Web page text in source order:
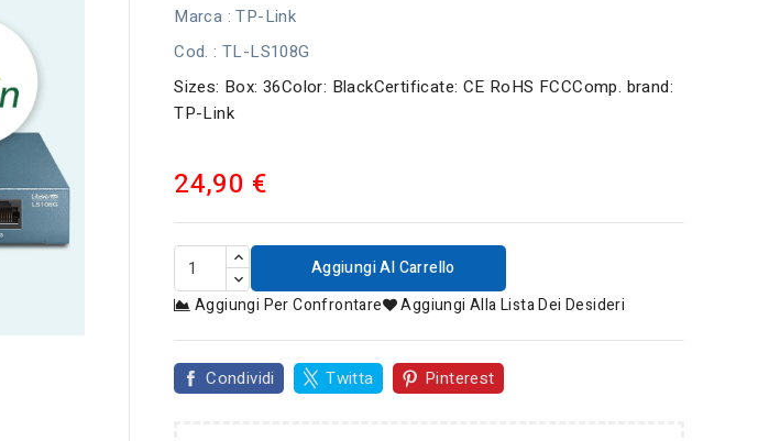
Marca : TP-Link
Cod. : TL-LS108G
Sizes: Box: 36Color: BlackCertificate: CE RoHS FCCComp. brand:
TP-Link
24,90 €
Aggiungi Al Carrello
Aggiungi Per Confrontare
Aggiungi Alla Lista Dei Desideri
Condividi Twitta Pinterest